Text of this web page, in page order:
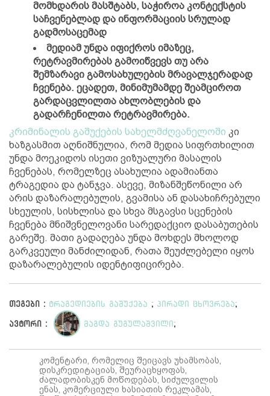
მომხდარის მასშტაბს, საჭიროა კონტექსტის
საჩვენებლად და ინფორმაციის სრულად
გადმოსაცემად
მედიამ უნდა იფიქროს იმაზეც,
რეტრავმირებას გამოიწვევს თუ არა
შემზარავი გამოსახულების მრავალჯერადად
ჩვენება. ეცადეთ, მინიმუმამდე შეამციროთ
გარდაცვლილთა ახლობლების და
გადარჩენილთა რეტრავმირება.
კრიმინალის გაშუქების სახელმძღვანელოში კი
ხაზგასმით აღნიშნულია, რომ მედია სიფრთხილით
უნდა მოეკიდოს ისეთი ვიზუალური მასალის
ჩვენებას, რომელზეც ასახულია ადამიანთა
ტრაგედია და ტანჯვა. ასევე, მიზანშეწონილი არ
არის დაზარალებულის, გვამისა ან დასახიჩრებული
სხეულის, სისხლისა და სხვა მსგავსი სცენების
ჩვენება მნიშვნელოვანი სარედაქციო დასაბუთების
გარეშე. მათი გადაღება უნდა მოხდეს მხოლოდ
გარკვეული მანძილიდან, რათა შეუძლებელი იყოს
დაზარალებულის იდენტიფიცირება.
თეგები : ტრაგედიების გაშუქება ; პირადი ცხოვრება ;
ავტორი : მაგდა გუგულაშვილი ;
კომენტარი, რომელიც შეიცავს უხამსობას,
დისკრედიტაციას, შეურაცხყოფას,
ძალადობისკენ მოწოდებას, სიძულვილის
ენას, კომერციული ხასიათის რეკლამას,